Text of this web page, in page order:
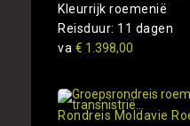
Kleurrijk roemenië
Reisduur: 11 dagen
va € 1.398,00
Rondreis Moldavie